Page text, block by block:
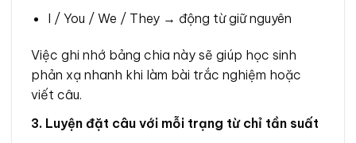
I / You / We / They → động từ giữ nguyên
Việc ghi nhớ bảng chia này sẽ giúp học sinh
phản xạ nhanh khi làm bài trắc nghiệm hoặc
viết câu.
3. Luyện đặt câu với mỗi trạng từ chỉ tần suất